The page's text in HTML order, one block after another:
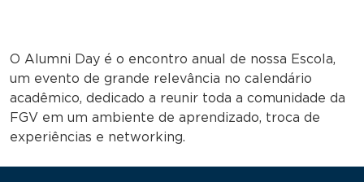
O Alumni Day é o encontro anual de nossa Escola,
um evento de grande relevância no calendário
acadêmico, dedicado a reunir toda a comunidade da
FGV em um ambiente de aprendizado, troca de
experiências e networking.